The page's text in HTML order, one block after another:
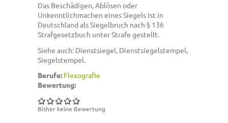
Das Beschädigen, Ablösen oder
Unkenntlichmachen eines Siegels ist in
Deutschland als Siegelbruch nach § 136
Strafgesetzbuch unter Strafe gestellt.
Siehe auch: Dienstsiegel, Dienstsiegelstempel,
Siegelstempel.
Berufe: Flexografie
Bewertung:
Bisher keine Bewertung